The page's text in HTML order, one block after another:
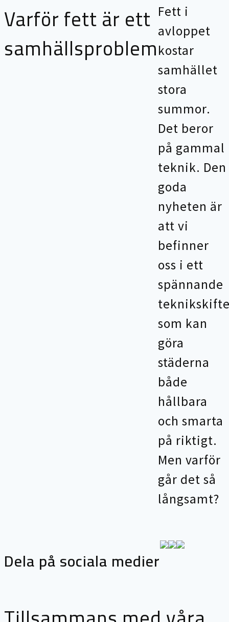
Varför fett är ett
samhällsproblem
Fett i
avloppet
kostar
samhället
stora
summor.
Det beror
på gammal
teknik. Den
goda
nyheten är
att vi
befinner
oss i ett
spännande
som kan
göra
städerna
både
hållbara
och smarta
på riktigt.
Men varför
går det så
långsamt?
Dela på sociala medier